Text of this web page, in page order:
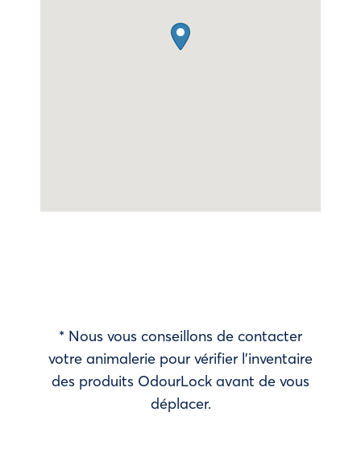
* Nous vous conseillons de contacter
votre animalerie pour vérifier l’inventaire
des produits OdourLock avant de vous
déplacer.